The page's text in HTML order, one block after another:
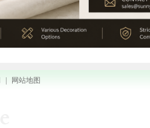
网站地图